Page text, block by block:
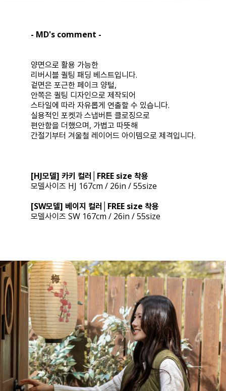
- MD's comment -
양면으로 활용 가능한
리버시블 퀼팅 패딩 베스트입니다.
겉면은 포근한 페이크 양털,
안쪽은 퀼팅 디자인으로 제작되어
스타일에 따라 자유롭게 연출할 수 있습니다.
실용적인 포켓과 스냅버튼 클로징으로
편안함을 더했으며, 가볍고 따뜻해
간절기부터 겨울철 레이어드 아이템으로 제격입니다.
[HJ모델] 카키 컬러│FREE size 착용
모델사이즈 HJ 167cm / 26in / 55size
[SW모델] 베이지 컬러│FREE size 착용
모델사이즈 SW 167cm / 26in / 55size